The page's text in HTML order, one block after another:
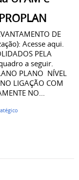
DE
Acesse aqui.
PELA
a seguir.
PLANO NÍVEL
LIGAÇÃO COM
NO...